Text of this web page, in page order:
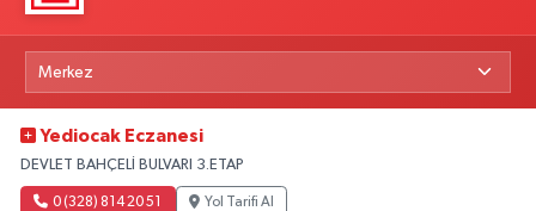
Yediocak Eczanesi
DEVLET BAHÇELİ BULVARI 3.ETAP
0 (328) 814 20 51 Yol Tarifi Al